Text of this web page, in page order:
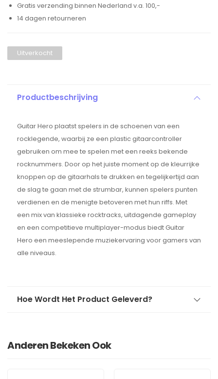
Gratis verzending binnen Nederland v.a. 100,-
14 dagen retourneren
Uitverkocht
Productbeschrijving
Guitar Hero plaatst spelers in de schoenen van een
rocklegende, waarbij ze een plastic gitaarcontroller
gebruiken om mee te spelen met een reeks bekende
rocknummers. Door op het juiste moment op de kleurrijke
knoppen op de gitaarhals te drukken en tegelijkertijd aan
de slag te gaan met de strumbar, kunnen spelers punten
verdienen en de menigte betoveren met hun riffs. Met
een mix van klassieke rocktracks, uitdagende gameplay
en een competitieve multiplayer-modus biedt Guitar
Hero een meeslepende muziekervaring voor gamers van
alle niveaus.
Hoe Wordt Het Product Geleverd?
Anderen Bekeken Ook